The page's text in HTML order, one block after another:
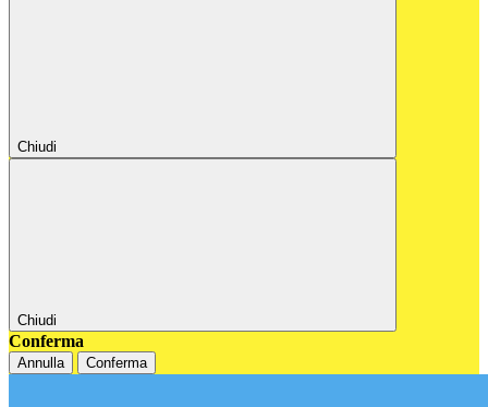
Chiudi
Chiudi
Conferma
Annulla Conferma